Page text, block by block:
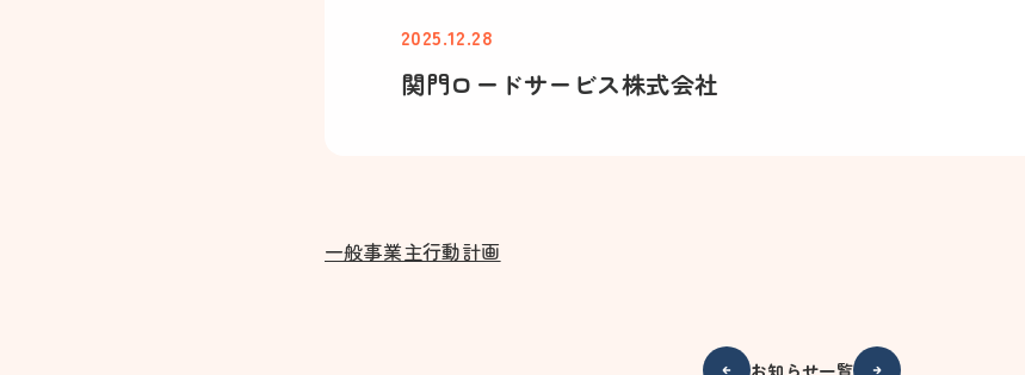
2025.12.28
関門ロードサービス株式会社
一般事業主行動計画
お知らせ一覧